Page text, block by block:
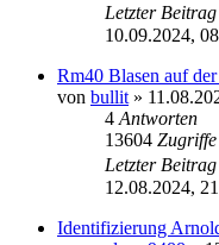
Letzter Beitrag
10.09.2024,
Rm40 Blasen auf
von bullit»
4Antworten
13604 Zugriffe
Letzter Beitrag
12.08.2024,
Identifizierung